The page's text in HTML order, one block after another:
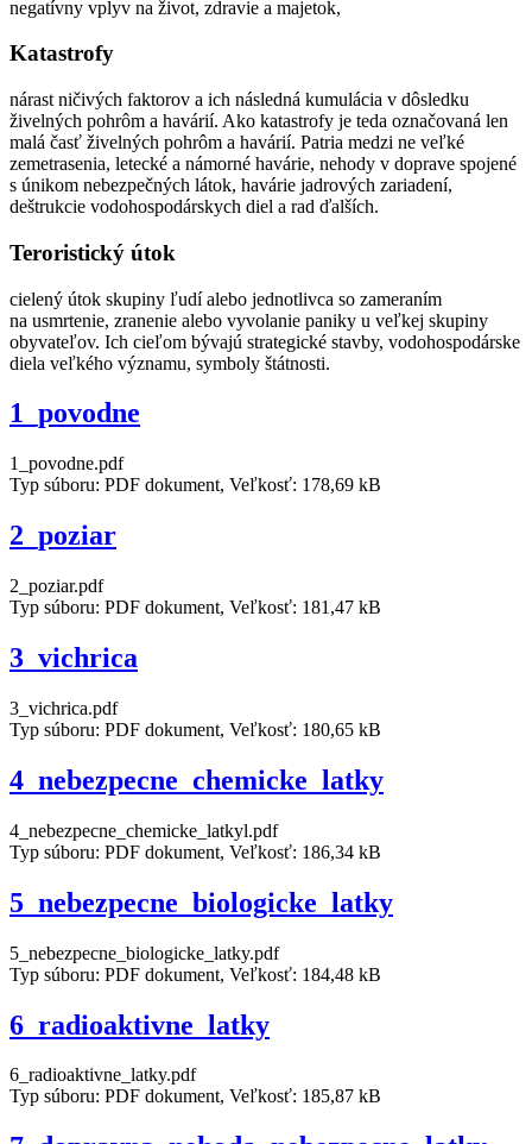
negatívny vplyv na život, zdravie a majetok,
Katastrofy
nárast ničivých faktorov a ich následná kumulácia v dôsledku
živelných pohrôm a havárií. Ako katastrofy je teda označovaná len
malá časť živelných pohrôm a havárií. Patria medzi ne veľké
zemetrasenia, letecké a námorné havárie, nehody v doprave spojené
s únikom nebezpečných látok, havárie jadrových zariadení,
deštrukcie vodohospodárskych diel a rad ďalších.
Teroristický útok
cielený útok skupiny ľudí alebo jednotlivca so zameraním
na usmrtenie, zranenie alebo vyvolanie paniky u veľkej skupiny
obyvateľov. Ich cieľom bývajú strategické stavby, vodohospodárske
diela veľkého významu, symboly štátnosti.
1_povodne
1_povodne.pdf
Typ súboru: PDF dokument, Veľkosť: 178,69 kB
2_poziar
2_poziar.pdf
Typ súboru: PDF dokument, Veľkosť: 181,47 kB
3_vichrica
3_vichrica.pdf
Typ súboru: PDF dokument, Veľkosť: 180,65 kB
4_nebezpecne_chemicke_latky
4_nebezpecne_chemicke_latkyl.pdf
Typ súboru: PDF dokument, Veľkosť: 186,34 kB
5_nebezpecne_biologicke_latky
5_nebezpecne_biologicke_latky.pdf
Typ súboru: PDF dokument, Veľkosť: 184,48 kB
6_radioaktivne_latky
6_radioaktivne_latky.pdf
Typ súboru: PDF dokument, Veľkosť: 185,87 kB